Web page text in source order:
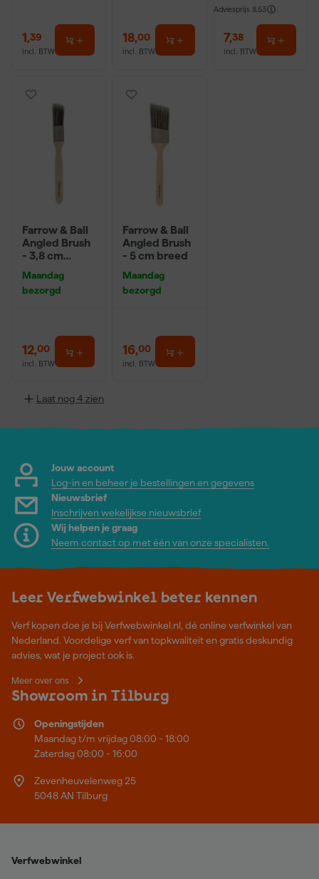
1,39
incl. BTW
18,00
incl. BTW
Adviesprijs 8,53
7,38
incl. BTW
Farrow & Ball
Angled Brush
- 3,8 cm
Maandag
bezorgd
12,00
incl. BTW
Farrow & Ball
Angled Brush
- 5 cm breed
Maandag
bezorgd
16,00
incl. BTW
Laat nog 4 zien
Jouw account
Log-in en beheer je bestellingen en gegevens
Nieuwsbrief
Inschrijven wekelijkse nieuwsbrief
Wij helpen je graag
Neem contact op met één van onze specialisten.
Leer Verfwebwinkel beter kennen
Verf kopen doe je bij Verfwebwinkel.nl, dé online verfwinkel van
Nederland. Voordelige verf van topkwaliteit en gratis deskundig
advies, wat je project ook is.
Meer over ons
Showroom in Tilburg
Openingstijden
Maandag t/m vrijdag 08:00 - 18:00
Zaterdag 08:00 - 16:00
Zevenheuvelenweg 25
5048 AN Tilburg
Verfwebwinkel